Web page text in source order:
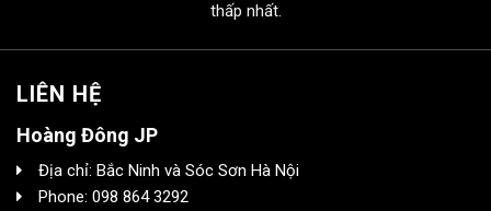
thấp nhất.
LIÊN HỆ
Hoàng Đông JP
Địa chỉ: Bắc Ninh và Sóc Sơn Hà Nội
Phone: 098 864 3292